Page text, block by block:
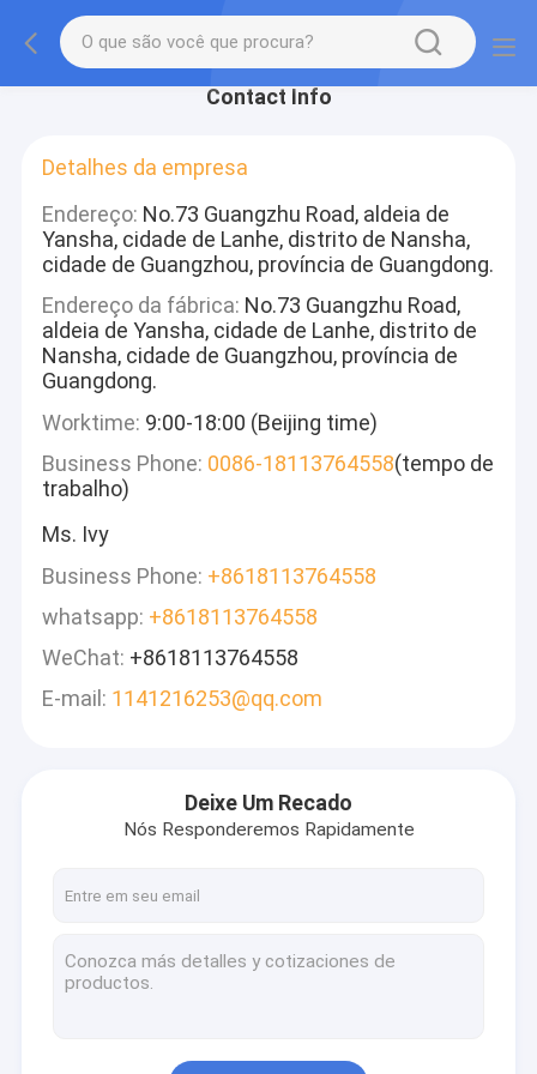
Contact Info
Detalhes da empresa
Endereço: No.73 Guangzhu Road, aldeia de
Yansha, cidade de Lanhe, distrito de Nansha,
cidade de Guangzhou, província de Guangdong.
Endereço da fábrica: No.73 Guangzhu Road,
aldeia de Yansha, cidade de Lanhe, distrito de
Nansha, cidade de Guangzhou, província de
Guangdong.
Worktime: 9:00-18:00 (Beijing time)
Business Phone: 0086-18113764558(tempo de
trabalho)
Ms. Ivy
Business Phone: +8618113764558
whatsapp: +8618113764558
WeChat: +8618113764558
E-mail: 1141216253@qq.com
Deixe Um Recado
Nós Responderemos Rapidamente